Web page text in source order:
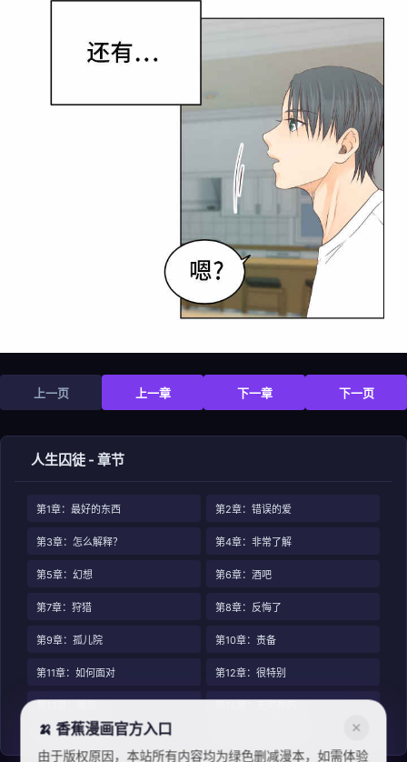
上一页 上一章 下一章 下一页
人生囚徒 - 章节
第1章：最好的东西 第2章：错误的爱
第3章：怎么解释？ 第4章：非常了解
第5章：幻想 第6章：酒吧
第7章：狩猎 第8章：反悔了
第9章：孤儿院 第10章：责备
第11章：如何面对 第12章：很特别
第15章：都怪你
🍌 香蕉漫画官方入口 ✕
由于版权原因，本站所有内容均为绿色删减漫本，如需体验